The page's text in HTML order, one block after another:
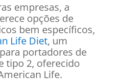
empresas, a
opções de
bem específicos,
Life Diet, um
portadores de
tipo 2, oferecido
Life.